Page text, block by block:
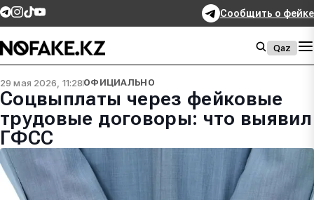
Сообщить о фейке
Qaz
29 мая 2026, 11:28ОФИЦИАЛЬНО
Соцвыплаты через фейковые
трудовые договоры: что выявил
ГФСС